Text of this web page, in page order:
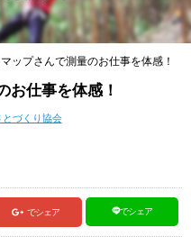
ップさんで測量のお仕事を体感！
お仕事を体感！
とづくり協会
でシェア でシェア